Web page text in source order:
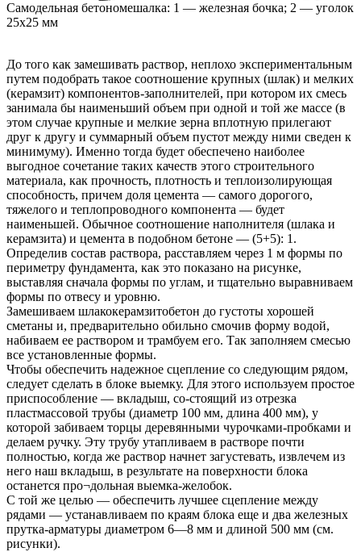
Самодельная бетономешалка: 1 — железная бочка; 2 — уголок
25x25 мм
До того как замешивать раствор, неплохо экспериментальным
путем подобрать такое соотношение крупных (шлак) и мелких
(керамзит) компонентов-заполнителей, при котором их смесь
занимала бы наименьший объем при одной и той же массе (в
этом случае крупные и мелкие зерна вплотную прилегают
друг к другу и суммарный объем пустот между ними сведен к
минимуму). Именно тогда будет обеспечено наиболее
выгодное сочетание таких качеств этого строительного
материала, как прочность, плотность и теплоизолирующая
способность, причем доля цемента — самого дорогого,
тяжелого и теплопроводного компонента — будет
наименьшей. Обычное соотношение наполнителя (шлака и
керамзита) и цемента в подобном бетоне — (5+5): 1.
Определив состав раствора, расставляем через 1 м формы по
периметру фундамента, как это показано на рисунке,
выставляя сначала формы по углам, и тщательно выравниваем
формы по отвесу и уровню.
Замешиваем шлакокерамзитобетон до густоты хорошей
сметаны и, предварительно обильно смочив форму водой,
набиваем ее раствором и трамбуем его. Так заполняем смесью
все установленные формы.
Чтобы обеспечить надежное сцепление со следующим рядом,
следует сделать в блоке выемку. Для этого используем простое
приспособление — вкладыш, со-стоящий из отрезка
пластмассовой трубы (диаметр 100 мм, длина 400 мм), у
которой забиваем торцы деревянными чурочками-пробками и
делаем ручку. Эту трубу утапливаем в растворе почти
полностью, когда же раствор начнет загустевать, извлечем из
него наш вкладыш, в результате на поверхности блока
останется про¬дольная выемка-желобок.
С той же целью — обеспечить лучшее сцепление между
рядами — устанавливаем по краям блока еще и два железных
прутка-арматуры диаметром 6—8 мм и длиной 500 мм (см.
рисунки).